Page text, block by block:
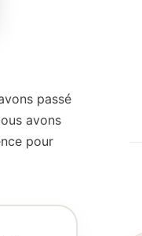
passé
avons
pour